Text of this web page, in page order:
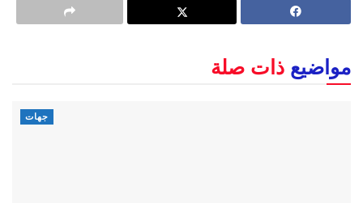
مواضيع ذات صلة
جهات